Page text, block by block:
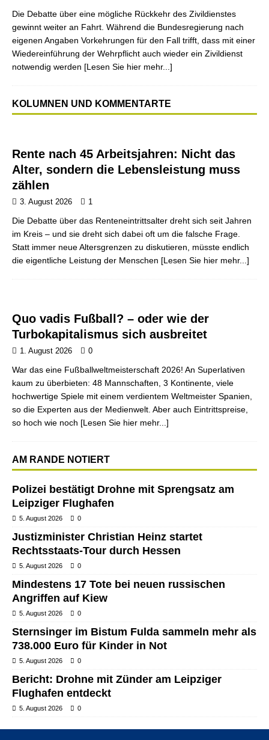
Die Debatte über eine mögliche Rückkehr des Zivildienstes
gewinnt weiter an Fahrt. Während die Bundesregierung nach
eigenen Angaben Vorkehrungen für den Fall trifft, dass mit einer
Wiedereinführung der Wehrpflicht auch wieder ein Zivildienst
notwendig werden [Lesen Sie hier mehr...]
KOLUMNEN UND KOMMENTARTE
Rente nach 45 Arbeitsjahren: Nicht das
Alter, sondern die Lebensleistung muss
zählen
3. August 2026 1
Die Debatte über das Renteneintrittsalter dreht sich seit Jahren
im Kreis – und sie dreht sich dabei oft um die falsche Frage.
Statt immer neue Altersgrenzen zu diskutieren, müsste endlich
die eigentliche Leistung der Menschen [Lesen Sie hier mehr...]
Quo vadis Fußball? – oder wie der
Turbokapitalismus sich ausbreitet
1. August 2026 0
War das eine Fußballweltmeisterschaft 2026! An Superlativen
kaum zu überbieten: 48 Mannschaften, 3 Kontinente, viele
hochwertige Spiele mit einem verdientem Weltmeister Spanien,
so die Experten aus der Medienwelt. Aber auch Eintrittspreise,
so hoch wie noch [Lesen Sie hier mehr...]
AM RANDE NOTIERT
Polizei bestätigt Drohne mit Sprengsatz am
Leipziger Flughafen
5. August 2026 0
Justizminister Christian Heinz startet
Rechtsstaats-Tour durch Hessen
5. August 2026 0
Mindestens 17 Tote bei neuen russischen
Angriffen auf Kiew
5. August 2026 0
Sternsinger im Bistum Fulda sammeln mehr als
738.000 Euro für Kinder in Not
5. August 2026 0
Bericht: Drohne mit Zünder am Leipziger
Flughafen entdeckt
5. August 2026 0